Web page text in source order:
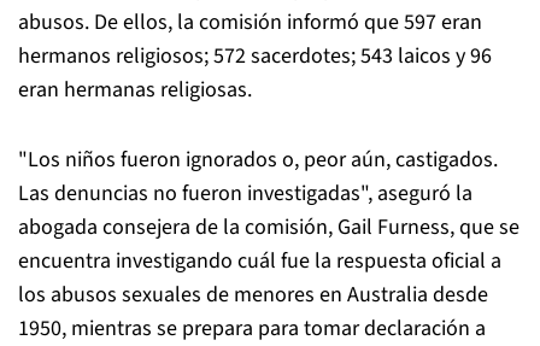
abusos. De ellos, la comisión informó que 597 eran
hermanos religiosos; 572 sacerdotes; 543 laicos y 96
eran hermanas religiosas.
"Los niños fueron ignorados o, peor aún, castigados.
Las denuncias no fueron investigadas", aseguró la
abogada consejera de la comisión, Gail Furness, que se
encuentra investigando cuál fue la respuesta oficial a
los abusos sexuales de menores en Australia desde
1950, mientras se prepara para tomar declaración a